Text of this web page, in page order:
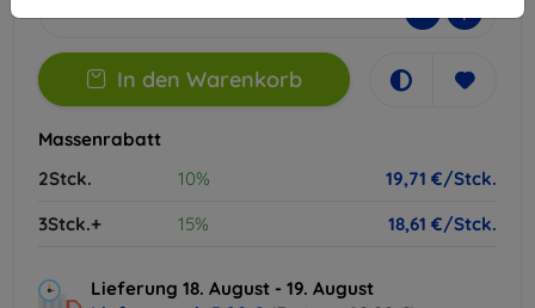
- +
In den Warenkorb
Massenrabatt
2Stck.
10%
19,71 €/Stck.
3Stck.+
15% 18,61 €/Stck.
Lieferung 18. August - 19. August